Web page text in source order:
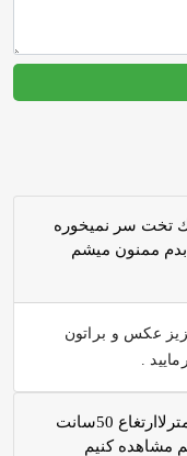
تخت سر نميخوره
بدم ممنون ميشم
عکس و براتون
.
میزتلویزیون 180تا2مترلاارتغاع 50سانت
مشاهده کنیم